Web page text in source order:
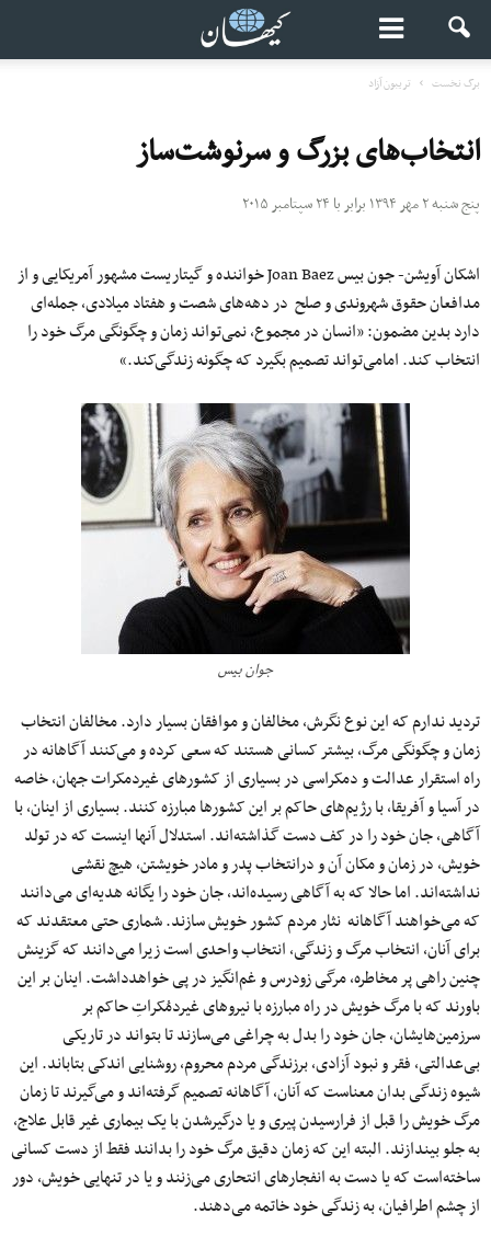
برگ نخست تریبون آزاد
انتخاب‌های بزرگ و سرنوشت‌ساز
پنج شنبه ۲ مهر ۱۳۹۴ برابر با ۲۴ سپتامبر ۲۰۱۵
اشکان آویشن- جون بیس Joan Baez خواننده و گیتاریست مشهور آمریکایی و از
مدافعان حقوق شهروندی و صلح در دهه‌های شصت و هفتاد میلادی، جمله‌ای
دارد بدین مضمون: «انسان در مجموع، نمی‌تواند زمان و چگونگی مرگ خود را
انتخاب کند. امامی‌تواند تصمیم بگیرد که چگونه زندگی‌کند.»
جوان بیس
تردید ندارم که این نوع نگرش، مخالفان و موافقان بسیار دارد. مخالفان انتخاب
زمان و چگونگی مرگ، بیشتر کسانی هستند که سعی کرده‌ و می‌کنند آگاهانه در
راه استقرار عدالت و دمکراسی در بسیاری از کشورهای غیردمکرات جهان، خاصه
در آسیا و آفریقا، با رژیم‌های حاکم بر این کشورها مبارزه ‌کنند. بسیاری از اینان، با
آگاهی، جان خود را در کف دست گذاشته‌اند. استدلال آنها اینست که در تولد
خویش، در زمان و مکان آن و درانتخاب پدر و مادر خویشتن، هیچ نقشی
نداشته‌اند. اما حالا که به آگاهی رسیده‌اند، جان خود را یگانه هدیه‌ای می‌دانند
که می‌خواهند آگاهانه نثار مردم کشور خویش سازند. شماری حتی معتقدند که
برای آنان، انتخاب مرگ و زندگی، انتخاب واحدی است زیرا می‌دانند که گزینش
چنین راهی پر مخاطره، مرگی زودرس و غم‌انگیز در پی خواهدداشت. اینان بر این
باورند که با مرگ خویش در راه مبارزه با نیروهای غیردمُکراتِ حاکم بر
سرزمین‌هایشان، جان خود را بدل به چراغی می‌سازند تا بتواند در تاریکی
بی‌عدالتی، فقر و نبود آزادی، برزندگی مردم محروم، روشنایی اندکی بتاباند. این
شیوه‌ زندگی بدان معناست که آنان، آگاهانه تصمیم گرفته‌اند و می‌گیرند تا زمان
مرگ خویش را قبل از فرارسیدن پیری و یا درگیرشدن با یک بیماری غیر قابل علاج،
به جلو بیندازند. البته این‌ که زمان دقیق مرگ خود را بدانند فقط از دست کسانی
ساخته‌است که یا دست به انفجارهای انتحاری می‌زنند و یا در تنهایی خویش، دور
از چشم اطرافیان، به زندگی خود خاتمه می‌دهند.